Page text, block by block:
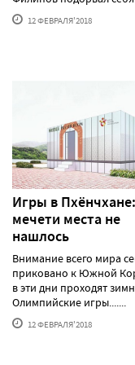
12 ФЕВРАЛЯ'2018
Игры в Пхёнчхане:
мечети места не
нашлось
Внимание всего мира
приковано к Южной
в эти дни проходят
Олимпийские игры.......
12 ФЕВРАЛЯ'2018